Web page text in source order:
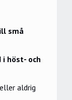
små
höst- och
aldrig